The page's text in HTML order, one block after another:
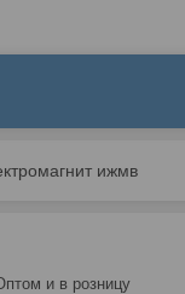
ижмв
и в розницу